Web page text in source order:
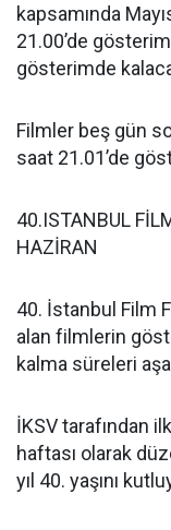
kapsamında
21.00’de
gösterimde
Filmler beş gün
saat 21.01’de
40.ISTANBUL
HAZİRAN
40. İstanbul Film
alan filmlerin
kalma süreleri
İKSV tarafından
haftası olarak
yıl 40. yaşını